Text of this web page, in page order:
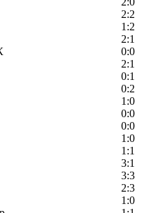
2:2
1:2
2:1
0:0
2:1
0:1
0:2
1:0
0:0
0:0
1:0
1:1
3:1
3:3
2:3
1:0